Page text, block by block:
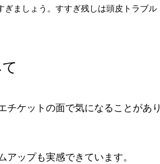
ましょう。すすぎ残しは頭皮トラブル
ケットの面で気になることがあり
ップも実感できています。